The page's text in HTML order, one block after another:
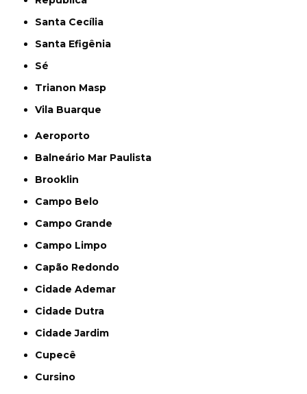
Santa Cecília
Santa Efigênia
Sé
Trianon Masp
Vila Buarque
Aeroporto
Balneário Mar Paulista
Brooklin
Campo Belo
Campo Grande
Campo Limpo
Capão Redondo
Cidade Ademar
Cidade Dutra
Cidade Jardim
Cupecê
Cursino